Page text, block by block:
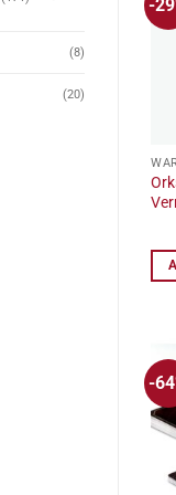
(8)
(20)
-
-